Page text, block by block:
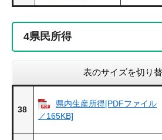
4県民所得
表のサイズを切り
38
県内生産所得[PDFファイル
／165KB]